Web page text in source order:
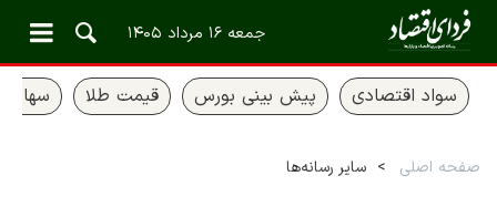
جمعه ۱۶ مرداد ۱۴۰۵
سواد اقتصادی پیش بینی بورس قیمت طلا سهام
صفحه اصلی سایر رسانه‌ها